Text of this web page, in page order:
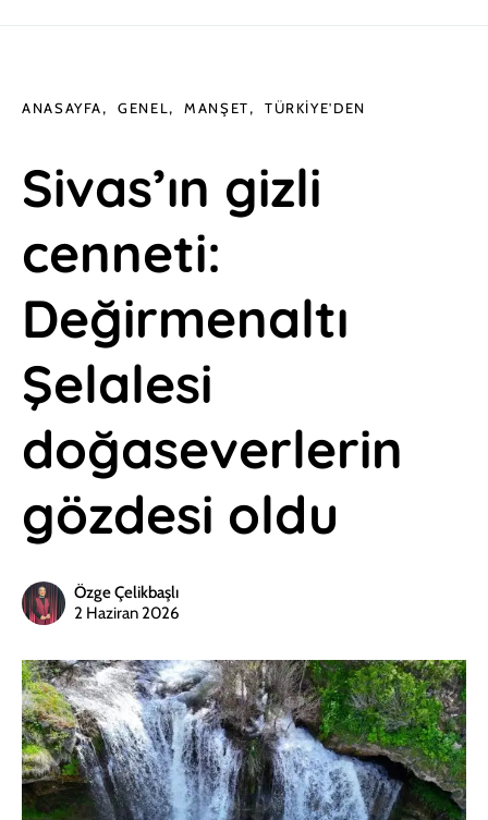
ANASAYFA GENEL MANŞET TÜRKIYE'DEN
Sivas’ın gizli
cenneti:
Değirmenaltı
Şelalesi
doğaseverlerin
gözdesi oldu
Özge Çelikbaşlı
2 Haziran 2026